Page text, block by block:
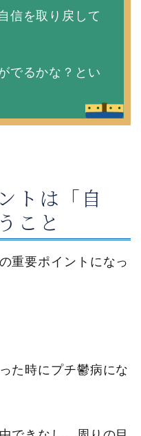
信を取り戻して
でるかな？とい
トは「自
こと
重要ポイントになっ
た時にプチ鬱病にな